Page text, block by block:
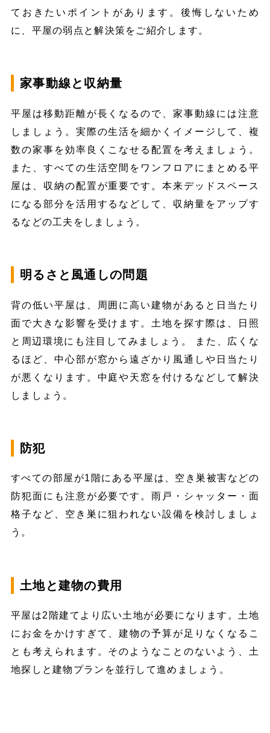
ておきたいポイントがあります。後悔しないため
に、平屋の弱点と解決策をご紹介します。
家事動線と収納量
平屋は移動距離が長くなるので、家事動線には注意
しましょう。実際の生活を細かくイメージして、複
数の家事を効率良くこなせる配置を考えましょう。
また、すべての生活空間をワンフロアにまとめる平
屋は、収納の配置が重要です。本来デッドスペース
になる部分を活用するなどして、収納量をアップす
るなどの工夫をしましょう。
明るさと風通しの問題
背の低い平屋は、周囲に高い建物があると日当たり
面で大きな影響を受けます。土地を探す際は、日照
と周辺環境にも注目してみましょう。 また、広くな
るほど、中心部が窓から遠ざかり風通しや日当たり
が悪くなります。中庭や天窓を付けるなどして解決
しましょう。
防犯
すべての部屋が1階にある平屋は、空き巣被害などの
防犯面にも注意が必要です。雨戸・シャッター・面
格子など、空き巣に狙われない設備を検討しましょ
う。
土地と建物の費用
平屋は2階建てより広い土地が必要になります。土地
にお金をかけすぎて、建物の予算が足りなくなるこ
とも考えられます。そのようなことのないよう、土
地探しと建物プランを並行して進めましょう。